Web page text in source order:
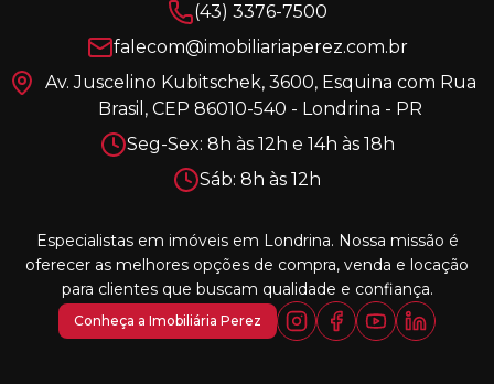
(43) 3376-7500
falecom@imobiliariaperez.com.br
Av. Juscelino Kubitschek, 3600, Esquina com Rua
Brasil, CEP 86010-540 - Londrina - PR
Seg-Sex: 8h às 12h e 14h às 18h
Sáb: 8h às 12h
Especialistas em imóveis em Londrina. Nossa missão é
oferecer as melhores opções de compra, venda e locação
para clientes que buscam qualidade e confiança.
Conheça a Imobiliária Perez